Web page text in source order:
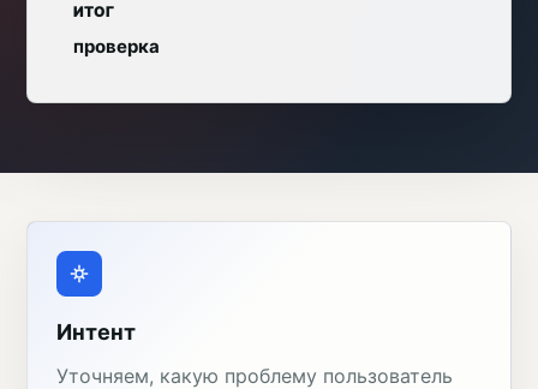
ИТОГ
проверка
Интент
Уточняем, какую проблему пользователь